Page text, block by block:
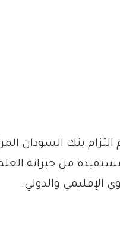
التزام بنك السودان
من خبراته
الإقليمي والدولي.